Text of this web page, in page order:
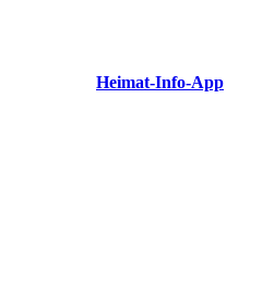
Heimat-Info-App